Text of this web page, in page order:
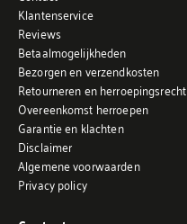
Klantenservice
Reviews
Betaalmogelijkheden
Bezorgen en verzendkosten
Retourneren en herroepingsrecht
Overeenkomst herroepen
Garantie en klachten
Disclaimer
Algemene voorwaarden
Privacy policy